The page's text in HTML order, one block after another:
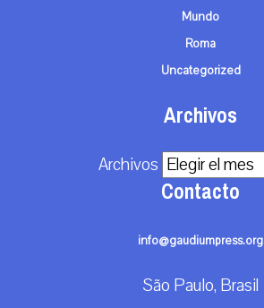
Mundo
Roma
Uncategorized
Archivos
Archivos
Contacto
info@gaudiumpress.org
São Paulo, Brasil